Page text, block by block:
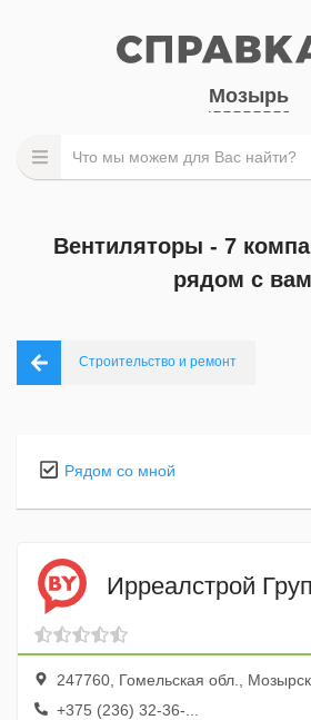
Мозырь
Вентиляторы - 7
рядом с
Строительство и ремонт
Рядом со мной
Ирреалстрой
247760, Гомельская обл., Мозырский р-н,
+375 (236) 32-36-...